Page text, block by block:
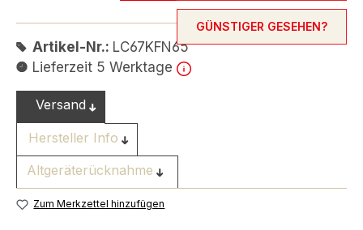
GÜNSTIGER GESEHEN?
Artikel-Nr.: LC67KFN65
Lieferzeit 5 Werktage
Versand
Hersteller Info
Altgeräterücknahme
Zum Merkzettel hinzufügen